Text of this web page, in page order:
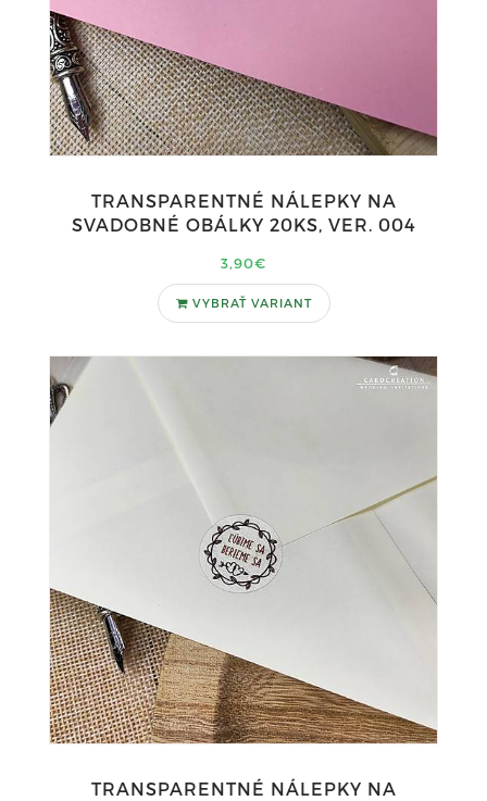
TRANSPARENTNÉ NÁLEPKY NA
SVADOBNÉ OBÁLKY 20KS, VER. 004
3,90€
VYBRAŤ VARIANT
TRANSPARENTNÉ NÁLEPKY NA